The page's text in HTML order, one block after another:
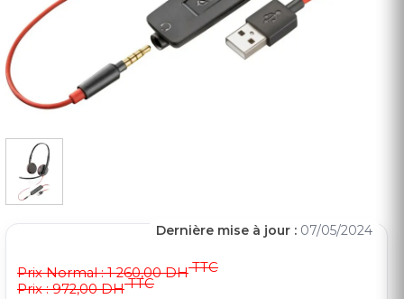
Prix Normal :1 260,00 DHTTC
Prix : 972,00 DHTTC
Dernière mise à jour : 07/05/2024